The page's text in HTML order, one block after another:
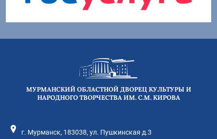
МУРМАНСКИЙ ОБЛАСТНОЙ ДВОРЕЦ КУЛЬТУРЫ И
НАРОДНОГО ТВОРЧЕСТВА ИМ. С.М. КИРОВА
г. Мурманск, 183038, ул. Пушкинская д.3